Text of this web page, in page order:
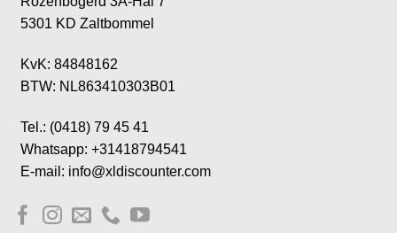
5301 KD Zaltbommel
KvK: 84848162
BTW: NL863410303B01
Tel.: (0418) 79 45 41
Whatsapp: +31418794541
E-mail: info@xldiscounter.com